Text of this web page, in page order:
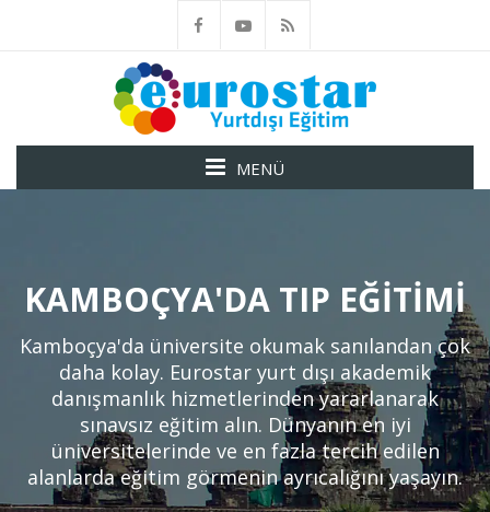
MENÜ
KAMBOÇYA'DA TIP EĞITIMI
Kamboçya'da üniversite okumak sanılandan çok
daha kolay. Eurostar yurt dışı akademik
danışmanlık hizmetlerinden yararlanarak
sınavsız eğitim alın. Dünyanın en iyi
üniversitelerinde ve en fazla tercih edilen
alanlarda eğitim görmenin ayrıcalığını yaşayın.